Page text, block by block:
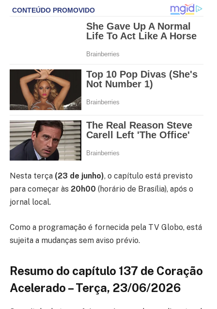
Nesta terça (23 de junho), o capítulo está previsto
para começar às 20h00 (horário de Brasília), após o
jornal local.
Como a programação é fornecida pela TV Globo, está
sujeita a mudanças sem aviso prévio.
Resumo do capítulo 137 de Coração
Acelerado – Terça, 23/06/2026